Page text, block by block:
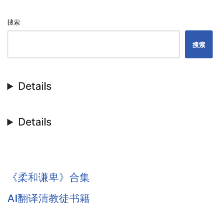
搜索
搜索
Details
Details
《柔和谦卑》合集
AI翻译清教徒书籍